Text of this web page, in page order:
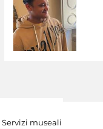
Servizi museali